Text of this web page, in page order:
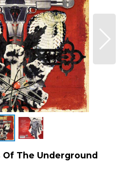
The Underground